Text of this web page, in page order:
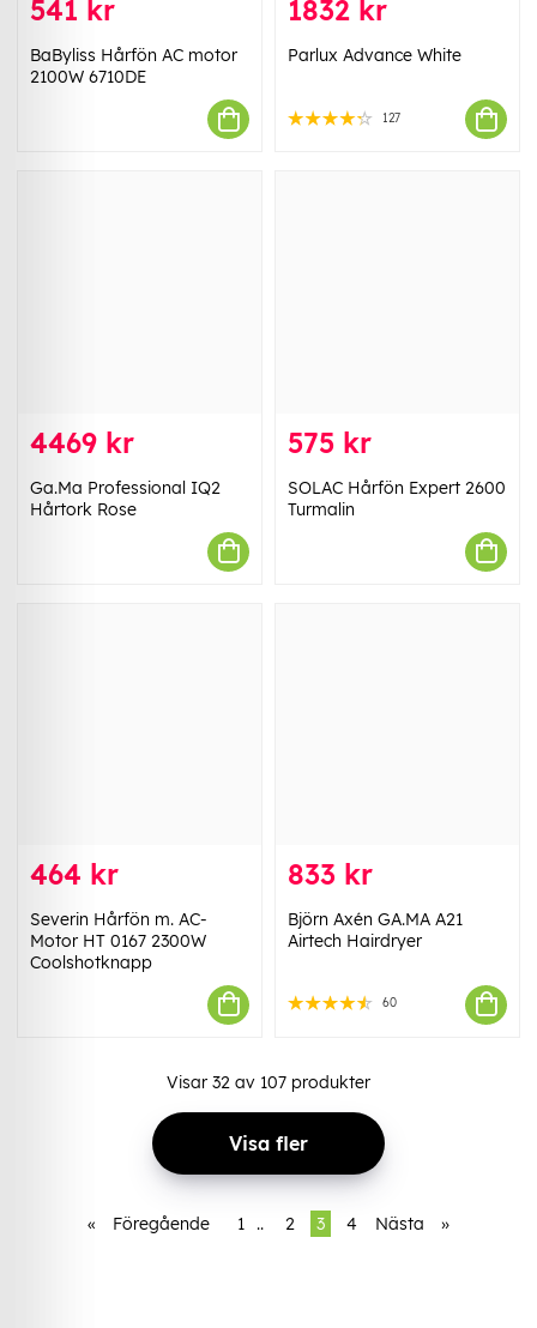
541 kr
BaByliss Hårfön AC motor
2100W 6710DE
1832 kr
Parlux Advance White
127
4469 kr
Ga.Ma Professional IQ2
Hårtork Rose
575 kr
SOLAC Hårfön Expert 2600
Turmalin
464 kr
Severin Hårfön m. AC-
Motor HT 0167 2300W
Coolshotknapp
833 kr
Björn Axén GA.MA A21
Airtech Hairdryer
60
Visar 32 av 107 produkter
Visa fler
« Föregående 1 .. 2 3 4 Nästa »